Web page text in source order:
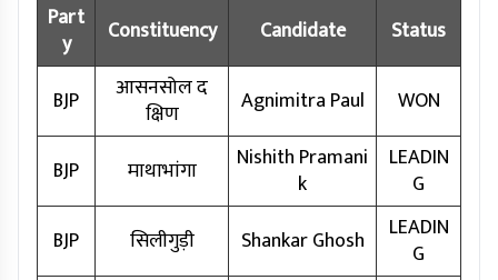
Part
y
Constituency Candidate Status
BJP
आसनसोल द
क्षिण
Agnimitra Paul WON
BJP माथाभांगा
Nishith Pramani
k
LEADIN
G
BJP
सिलीगुड़ी Shankar Ghosh
LEADIN
G